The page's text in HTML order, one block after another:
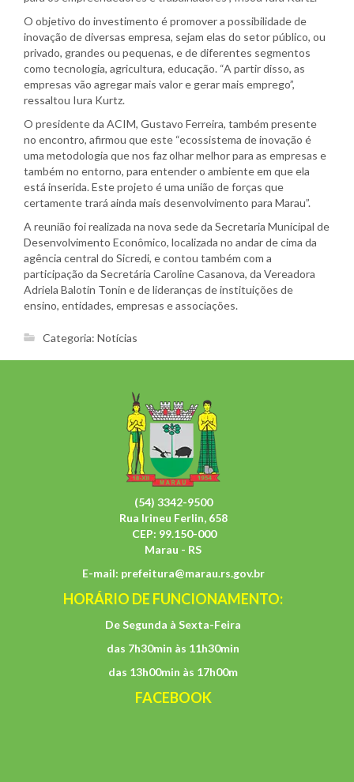
O objetivo do investimento é promover a possibilidade de
inovação de diversas empresa, sejam elas do setor público, ou
privado, grandes ou pequenas, e de diferentes segmentos
como tecnologia, agricultura, educação. “A partir disso, as
empresas vão agregar mais valor e gerar mais emprego”,
ressaltou Iura Kurtz.
O presidente da ACIM, Gustavo Ferreira, também presente
no encontro, afirmou que este “ecossistema de inovação é
uma metodologia que nos faz olhar melhor para as empresas e
também no entorno, para entender o ambiente em que ela
está inserida. Este projeto é uma união de forças que
certamente trará ainda mais desenvolvimento para Marau”.
A reunião foi realizada na nova sede da Secretaria Municipal de
Desenvolvimento Econômico, localizada no andar de cima da
agência central do Sicredi, e contou também com a
participação da Secretária Caroline Casanova, da Vereadora
Adriela Balotin Tonin e de lideranças de instituições de
ensino, entidades, empresas e associações.
Categoria: Notícias
(54) 3342-9500
Rua Irineu Ferlin, 658
CEP: 99.150-000
Marau - RS
E-mail: prefeitura@marau.rs.gov.br
HORÁRIO DE FUNCIONAMENTO:
De Segunda à Sexta-Feira
das 7h30min às 11h30min
das 13h00min às 17h00m
FACEBOOK